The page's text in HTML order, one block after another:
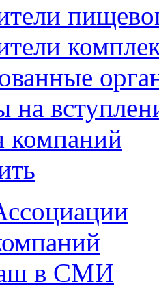
на
компаний
в СМИ